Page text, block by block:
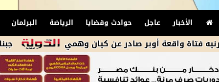
الأخبار عاجل حوادث وقضايا الرياضة البرلمان
جبناها من أوبر صادر عن كيان وهمي